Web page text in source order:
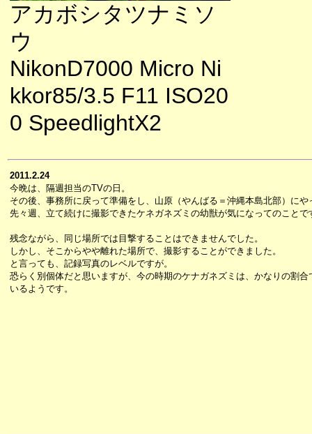
アカボシタツナミソ
ウ
NikonD7000 Micro Ni
kkor85/3.5 F11 ISO20
0 SpeedlightX2
2011.2.24
今晩は、隔週担当のTVの日。
その後、事務所に戻って準備をし、山原（やんばる＝沖縄本島北部）にや
先々週、立て続けに撮影できたケネガネズミの幼獣が気になってのことで
残念ながら、同じ場所では目撃することはできませんでした。
しかし、そこからやや離れた場所で、撮影することができました。
と言っても、記録写真のレベルですが。
恐らく別個体だと思いますが、今の時期のケナガネズミは、かなりの割合
いるようです。